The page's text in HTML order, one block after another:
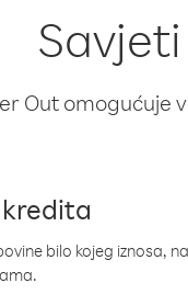
Out omogućuje
bilo kojeg iznosa,